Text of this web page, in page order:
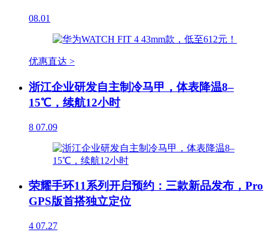
08.01
优惠直达 >
浙江企业研发自主制冷马甲，体表降温8–
15℃，续航12小时
8 07.09
荣耀手环11系列开启预约：三款新品发布，Pro
GPS版首搭独立定位
4 07.27